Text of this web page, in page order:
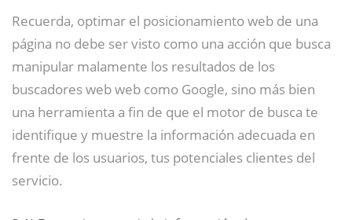
Recuerda, optimar el posicionamiento web de una
página no debe ser visto como una acción que busca
manipular malamente los resultados de los
buscadores web web como Google, sino más bien
una herramienta a fin de que el motor de busca te
identifique y muestre la información adecuada en
frente de los usuarios, tus potenciales clientes del
servicio.